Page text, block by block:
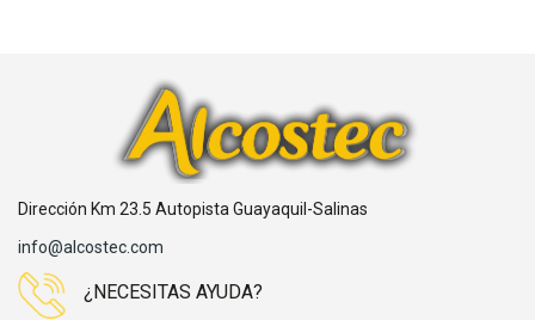
Dirección Km 23.5 Autopista Guayaquil-Salinas
info@alcostec.com
¿NECESITAS AYUDA?